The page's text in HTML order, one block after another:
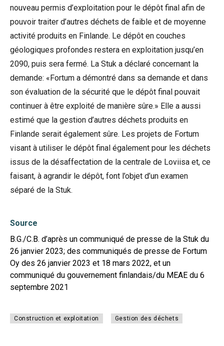
nouveau permis d’exploitation pour le dépôt final afin de
pouvoir traiter d’autres déchets de faible et de moyenne
activité produits en Finlande. Le dépôt en couches
géologiques profondes restera en exploitation jusqu’en
2090, puis sera fermé. La Stuk a déclaré concernant la
demande: «Fortum a démontré dans sa demande et dans
son évaluation de la sécurité que le dépôt final pouvait
continuer à être exploité de manière sûre.» Elle a aussi
estimé que la gestion d’autres déchets produits en
Finlande serait également sûre. Les projets de Fortum
visant à utiliser le dépôt final également pour les déchets
issus de la désaffectation de la centrale de Loviisa et, ce
faisant, à agrandir le dépôt, font l’objet d’un examen
séparé de la Stuk.
Source
B.G./C.B. d’après un communiqué de presse de la Stuk du
26 janvier 2023; des communiqués de presse de Fortum
Oy des 26 janvier 2023 et 18 mars 2022, et un
communiqué du gouvernement finlandais/du MEAE du 6
septembre 2021
Construction et exploitation Gestion des déchets